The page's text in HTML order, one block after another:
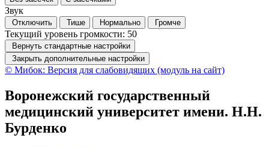
Звук
Отключить Тише Нормально Громче
Текущий уровень громкости: 50
Вернуть стандартные настройки
Закрыть дополнительные настройки
© Мибок: Версия для слабовидящих (модуль на сайт)
Воронежский государственный
медицинский университет имени. Н.Н.
Бурденко